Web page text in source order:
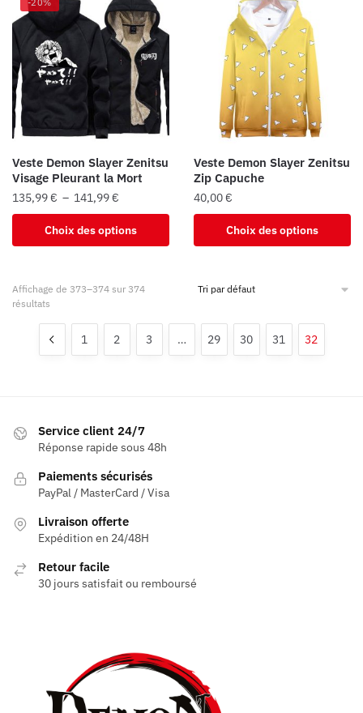
-20%
Veste Demon Slayer Zenitsu
Visage Pleurant la Mort
135,99€ – 141,99€
de
prix :
135,99 €
141,99 €
Choix des options
produit
plusieurs
variations.
options
la
du
produit
Veste Demon Slayer Zenitsu
Zip Capuche
40,00€
Choix des options
produit
plusieurs
Les
options
Affichage de 373–374 sur 374
résultats
1 2 3 … 29 30 31 32
Service client 24/7
Réponse rapide sous 48h
Paiements sécurisés
PayPal / MasterCard / Visa
Livraison offerte
Expédition en 24/48H
Retour facile
30 jours satisfait ou remboursé